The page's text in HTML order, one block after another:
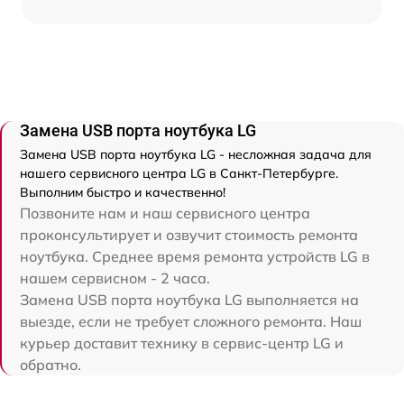
Замена USB порта ноутбука LG
Замена USB порта ноутбука LG - несложная задача для
нашего сервисного центра LG в Санкт-Петербурге.
Выполним быстро и качественно!
Позвоните нам и наш сервисного центра
проконсультирует и озвучит стоимость ремонта
ноутбука. Среднее время ремонта устройств LG в
нашем сервисном - 2 часа.
Замена USB порта ноутбука LG выполняется на
выезде, если не требует сложного ремонта. Наш
курьер доставит технику в сервис-центр LG и
обратно.